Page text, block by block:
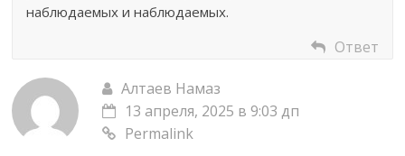
наблюдаемых и наблюдаемых.
Ответ
Алтаев Намаз
13 апреля, 2025 в 9:03 дп
Permalink